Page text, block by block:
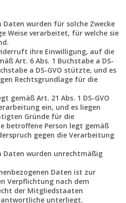
Daten wurden für solche Zwecke
Weise verarbeitet, für welche sie
ihre Einwilligung, auf die
Art. 6 Abs. 1 Buchstabe a DS-
a DS-GVO stützte, und es
Rechtsgrundlage für die
gemäß Art. 21 Abs. 1 DS-GVO
ein, und es liegen
Gründe für die
betroffene Person legt gemäß
gegen die Verarbeitung
Daten wurden unrechtmäßig
Daten ist zur
Verpflichtung nach dem
der Mitgliedstaaten
unterliegt.